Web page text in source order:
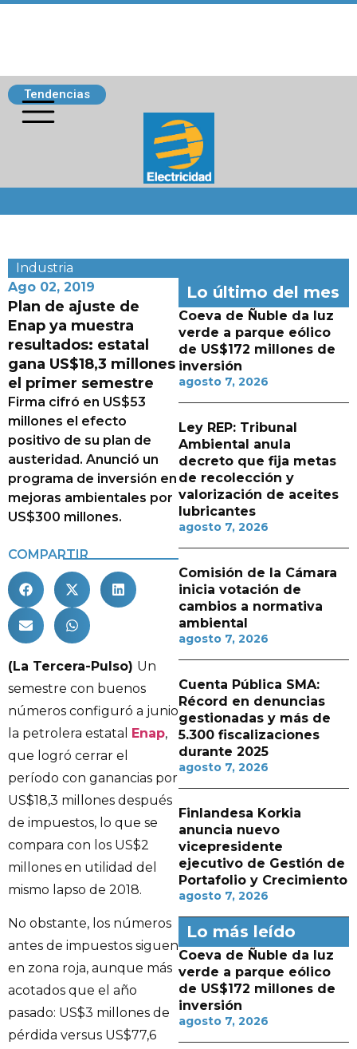
Tendencias
Industria
Ago 02, 2019
Plan de ajuste de
Enap ya muestra
resultados: estatal
gana US$18,3 millones
el primer semestre
Firma cifró en US$53
millones el efecto
positivo de su plan de
austeridad. Anunció un
programa de inversión en
mejoras ambientales por
US$300 millones.
COMPARTIR
(La Tercera-Pulso) Un
semestre con buenos
números configuró a junio
la petrolera estatal Enap,
que logró cerrar el
período con ganancias por
US$18,3 millones después
de impuestos, lo que se
compara con los US$2
millones en utilidad del
mismo lapso de 2018.
No obstante, los números
antes de impuestos siguen
en zona roja, aunque más
acotados que el año
pasado: US$3 millones de
pérdida versus US$77,6
Lo último del mes
Coeva de Ñuble da luz
verde a parque eólico
de US$172 millones de
inversión
agosto 7, 2026
Ley REP: Tribunal
Ambiental anula
decreto que fija metas
de recolección y
valorización de aceites
lubricantes
agosto 7, 2026
Comisión de la Cámara
inicia votación de
cambios a normativa
ambiental
agosto 7, 2026
Cuenta Pública SMA:
Récord en denuncias
gestionadas y más de
5.300 fiscalizaciones
durante 2025
agosto 7, 2026
Finlandesa Korkia
anuncia nuevo
vicepresidente
ejecutivo de Gestión de
Portafolio y Crecimiento
agosto 7, 2026
Lo más leído
Coeva de Ñuble da luz
verde a parque eólico
de US$172 millones de
inversión
agosto 7, 2026